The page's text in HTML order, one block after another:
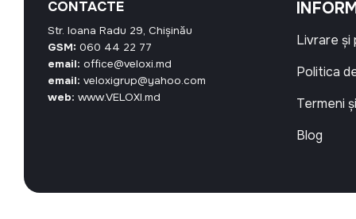
CONTACTE
Str. Ioana Radu 29, Chișinău
GSM: 060 44 22 77
email: office@veloxi.md
email: veloxigrup@yahoo.com
web: www.VELOXI.md
Livrare și
Politica
Termeni
Blog